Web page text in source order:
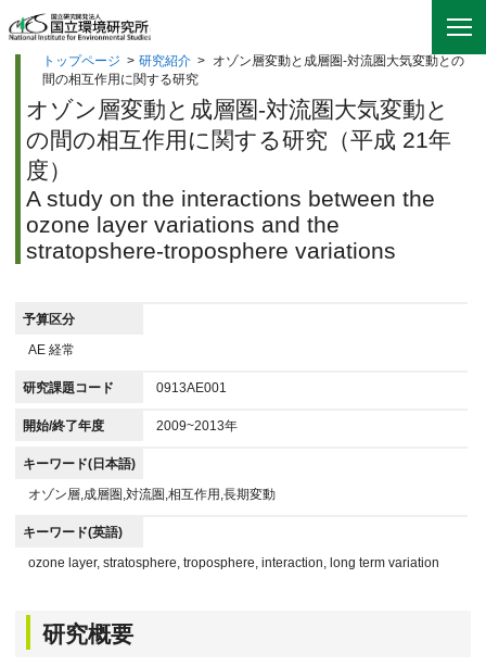
トップページ > 研究紹介 > オゾン層変動と成層圏-対流圏大気変動との
間の相互作用に関する研究
オゾン層変動と成層圏-対流圏大気変動と
の間の相互作用に関する研究（平成 21年
度）
A study on the interactions between the
ozone layer variations and the
stratopshere-troposphere variations
予算区分
AE 経常
研究課題コード 0913AE001
開始/終了年度 2009~2013年
キーワード(日本語)
オゾン層,成層圏,対流圏,相互作用,長期変動
キーワード(英語)
ozone layer, stratosphere, troposphere, interaction, long term variation
研究概要